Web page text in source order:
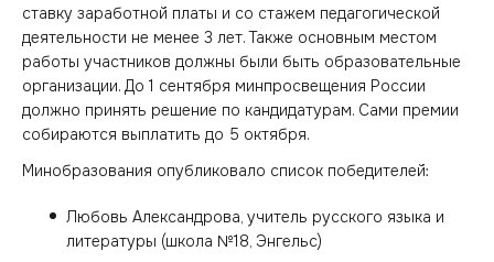
ставку заработной платы и со стажем педагогической
деятельности не менее 3 лет. Также основным местом
работы участников должны были быть образовательные
организации. До 1 сентября минпросвещения России
должно принять решение по кандидатурам. Сами премии
собираются выплатить до 5 октября.
Минобразования опубликовало список победителей:
Любовь Александрова, учитель русского языка и
литературы (школа №18, Энгельс)